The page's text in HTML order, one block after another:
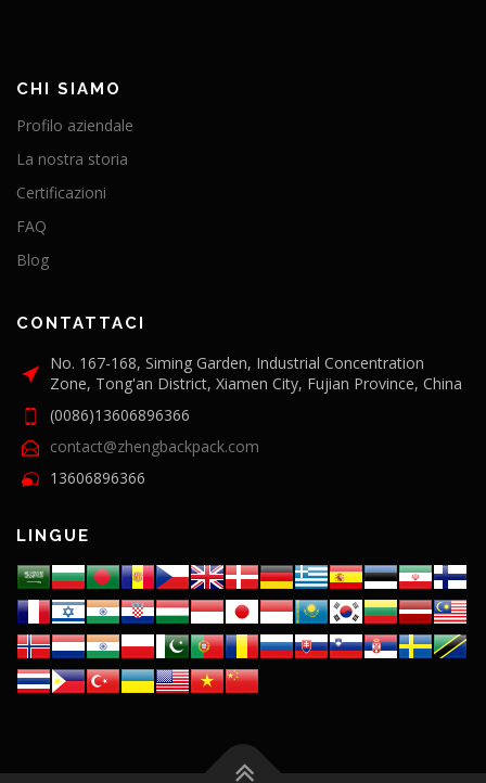
CHI SIAMO
Profilo aziendale
La nostra storia
Certificazioni
FAQ
Blog
CONTATTACI
No. 167-168, Siming Garden, Industrial Concentration
Zone, Tong'an District, Xiamen City, Fujian Province, China
(0086)13606896366
contact@zhengbackpack.com
13606896366
LINGUE